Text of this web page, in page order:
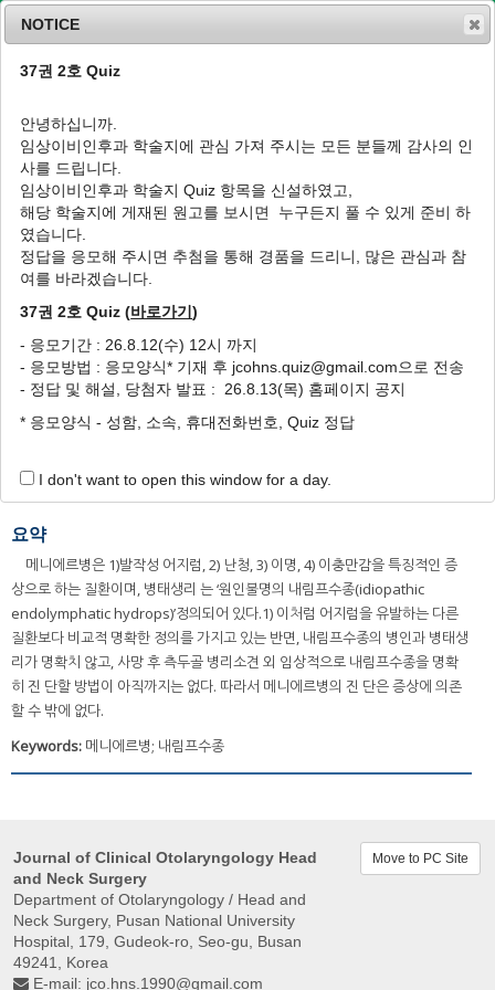
n
v
o
J Clin Otolaryngol Head Neck Surg
16(1 ): 14-20
pISSN: 1225-0244, eISSN: 2713-833X
DOI:https://doi.org/10.35420/jcohns.2005.16.1.14
특집
메니에르병의 진단
김규성 1 , *
Diagnosis of Meniere’s Disease
Kyu Sung Kim , *
Author Information & Copyright ▼
Published Online: May 31, 2020
요약
메니에르병은 1)발작성 어지럼, 2) 난청, 3) 이명, 4) 이충만감을 특징적인 증
상으로 하는 질환이며, 병태생리 는 ‘원인불명의 내림프수종(idiopathic
endolymphatic hydrops)’정의되어 있다.1) 이처럼 어지럼을 유발하는 다른
질환보다 비교적 명확한 정의를 가지고 있는 반면, 내림프수종의 병인과 병태생
리가 명확치 않고, 사망 후 측두골 병리소견 외 임상적으로 내림프수종을 명확
히 진 단할 방법이 아직까지는 없다. 따라서 메니에르병의 진 단은 증상에 의존
할 수 밖에 없다.
Keywords: 메니에르병; 내림프수종
Journal of Clinical Otolaryngology Head
and Neck Surgery
Department of Otolaryngology / Head and
Neck Surgery, Pusan ​​National University
Hospital, 179, Gudeok-ro, Seo-gu, Busan
49241, Korea
E-mail: jco.hns.1990@gmail.com
Move to PC Site
NOTICE
37권 2호 Quiz
안녕하십니까.
임상이비인후과 학술지에 관심 가져 주시는 모든 분들께 감사의 인
사를 드립니다.
임상이비인후과 학술지 Quiz 항목을 신설하였고,
해당 학술지에 게재된 원고를 보시면 누구든지 풀 수 있게 준비 하
였습니다.
정답을 응모해 주시면 추첨을 통해 경품을 드리니, 많은 관심과 참
여를 바라겠습니다.
37권 2호 Quiz (바로가기)
- 응모기간 : 26.8.12(수) 12시 까지
- 응모방법 : 응모양식* 기재 후 jcohns.quiz@gmail.com으로 전송
- 정답 및 해설, 당첨자 발표 : 26.8.13(목) 홈페이지 공지
* 응모양식 - 성함, 소속, 휴대전화번호, Quiz 정답
I don't want to open this window for a day.